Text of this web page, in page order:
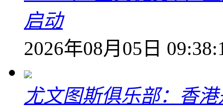
启动
2026年08月05日
尤文图斯俱乐部：香